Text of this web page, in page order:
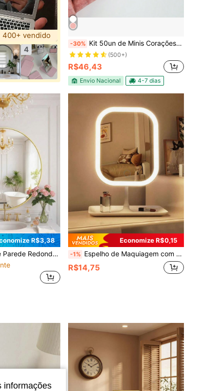
400+ vendido
4
-30% Kit 50un de Minis Corações 4x3,6cm Decorativo Em Acrílico Espelhado Maquiagem Espelho Lembrancinha Aplique Decoração de Parede Mimo Prata Rosa
(500+)
R$46,43
Envio Nacional 4-7 dias
R$3,38
Moldura de Metal Resistente à Ferrugem, Instalação de Montagem na Parede/Gancho, Adequado para Quarto, Sala de Estar, Banheiro, Parede, Etc., Volta às Aulas, Halloween, Presentes de Natal
Economize R$0,15
-1% Espelho de Maquiagem com Iluminação LED, 3 Modos de Iluminação, Controle Touch, Suporte Portátil, Dobrável para Armazenamento, Espelho de Maquiagem de Viagem, Espelho de Maquiagem LED, Espelho de Maquiagem LED Portátil, Presente de Natal para Mulheres, Decoração para Casa e Banheiro, Decoração de Outono, Armazenamento de Cosméticos, Acessórios de Banheiro, Essencial de Volta às Aulas
R$14,75
informações